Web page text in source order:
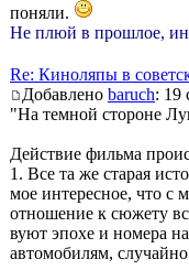
поняли.
Не плюй в прошлое,
Re: Киноляпы в
Добавлено baruch: 19
"На темной стороне
Действие фильма
1. Все та же старая
мое интересное, что
отношение к сюжету
вуют эпохе и номера
автомобилям,